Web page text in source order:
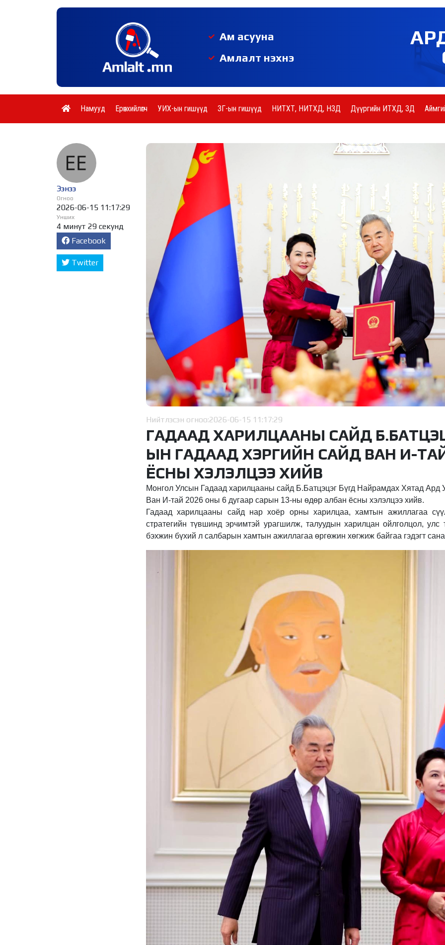
Ам асууна
Амлалт нэхнэ
Намууд Ерөнхийлөгч УИХ-ын гишүүд ЗГ-ын гишүүд НИТХТ, НИТХД, НЗД Дүүргийн ИТХД, ЗД
Ээнээ
Огноо
2026-06-15 11:17:29
Унших
4 минут 29 секунд
Facebook
Twitter
Нийтлэсэн огноо:2026-06-15 11:17:29
ГАДААД ХАРИЛЦААНЫ САЙД
ЫН ГАДААД ХЭРГИЙН САЙД ВАН И-
ЁСНЫ ХЭЛЭЛЦЭЭ ХИЙВ
Монгол Улсын Гадаад харилцааны сайд Б.Батцэцэг Бүгд Найрамдах Хятад Ард
Ван И-тай 2026 оны 6 дугаар сарын 13-ны өдөр албан ёсны хэлэлцээ хийв.
Гадаад харилцааны сайд нар хоёр орны харилцаа, хамтын ажиллагаа
стратегийн түвшинд эрчимтэй урагшилж, талуудын харилцан ойлголцол, улс
бэхжин бүхий л салбарын хамтын ажиллагаа өргөжин хөгжиж байгаа гэдэгт